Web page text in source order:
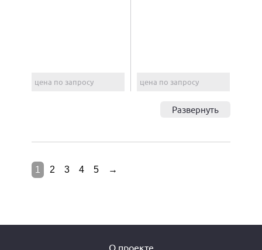
цена по запросу цена по запросу
Развернуть
1 2 3 4 5 →
О проекте